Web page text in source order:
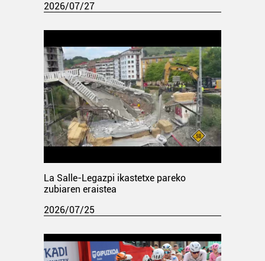
2026/07/27
La Salle-Legazpi ikastetxe pareko
zubiaren eraistea
2026/07/25